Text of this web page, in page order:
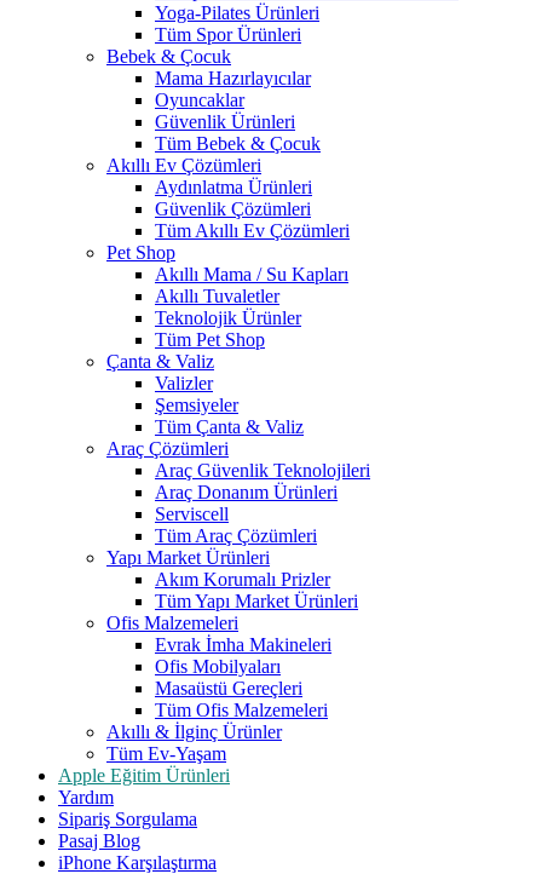
Yoga-Pilates Ürünleri
Tüm Spor Ürünleri
Bebek & Çocuk
Mama Hazırlayıcılar
Oyuncaklar
Güvenlik Ürünleri
Tüm Bebek & Çocuk
Akıllı Ev Çözümleri
Aydınlatma Ürünleri
Güvenlik Çözümleri
Tüm Akıllı Ev Çözümleri
Pet Shop
Akıllı Mama / Su Kapları
Akıllı Tuvaletler
Teknolojik Ürünler
Tüm Pet Shop
Çanta & Valiz
Valizler
Şemsiyeler
Tüm Çanta & Valiz
Araç Çözümleri
Araç Güvenlik Teknolojileri
Araç Donanım Ürünleri
Serviscell
Tüm Araç Çözümleri
Yapı Market Ürünleri
Akım Korumalı Prizler
Tüm Yapı Market Ürünleri
Ofis Malzemeleri
Evrak İmha Makineleri
Ofis Mobilyaları
Masaüstü Gereçleri
Tüm Ofis Malzemeleri
Akıllı & İlginç Ürünler
Tüm Ev-Yaşam
Apple Eğitim Ürünleri
Yardım
Sipariş Sorgulama
Pasaj Blog
iPhone Karşılaştırma